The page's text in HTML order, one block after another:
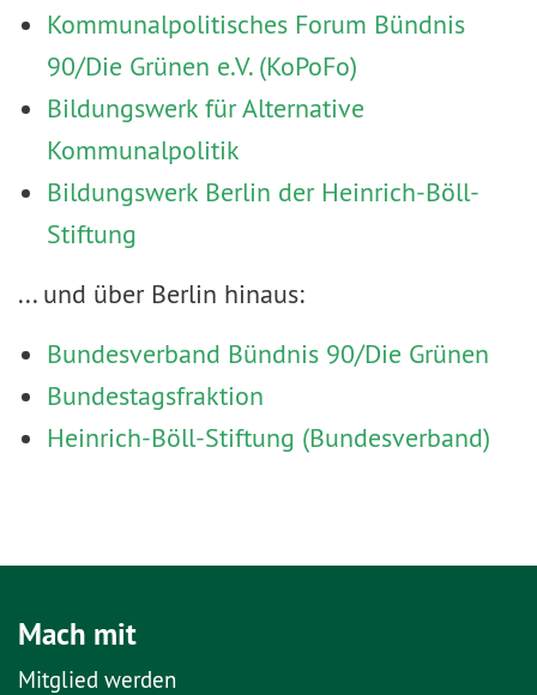
Kommunalpolitisches Forum Bündnis
90/Die Grünen e.V. (KoPoFo)
Bildungswerk für Alternative
Kommunalpolitik
Bildungswerk Berlin der Heinrich-Böll-
Stiftung
... und über Berlin hinaus:
Bundesverband Bündnis 90/Die Grünen
Bundestagsfraktion
Heinrich-Böll-Stiftung (Bundesverband)
Mach mit
Mitglied werden